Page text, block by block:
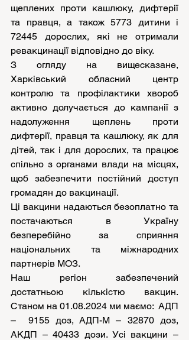
щеплених проти кашлюку, дифтерії
та правця, а також 5773 дитини і
72445 дорослих, які не отримали
ревакцинації відповідно до віку.
З огляду на вищесказане,
Харківський обласний центр
контролю та профілактики хвороб
активно долучається до кампанії з
надолуження щеплень проти
дифтерії, правця та кашлюку, як для
дітей, так і для дорослих, та працює
спільно з органами влади на місцях,
щоб забезпечити постійний доступ
громадян до вакцинації.
Ці вакцини надаються безоплатно та
постачаються в Україну
безперебійно за сприяння
національних та міжнародних
партнерів МОЗ.
Наш регіон забезпечений
достатньою кількістю вакцин.
Станом на 01.08.2024 ми маємо:  АДП
–  9155 доз, АДП-М – 32870 доз,
АКДП – 40433 дози. Усі вакцини –